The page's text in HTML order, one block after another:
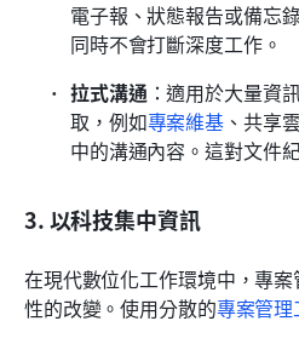
電子報、狀態報告或備忘
同時不會打斷深度工作。
拉式溝通 ：適用於大量資
取，例如專案維基 、共享
中的溝通內容。這對文件
3. 以科技集中資訊
在現代數位化工作環境中，專
性的改變。使用分散的專案管理